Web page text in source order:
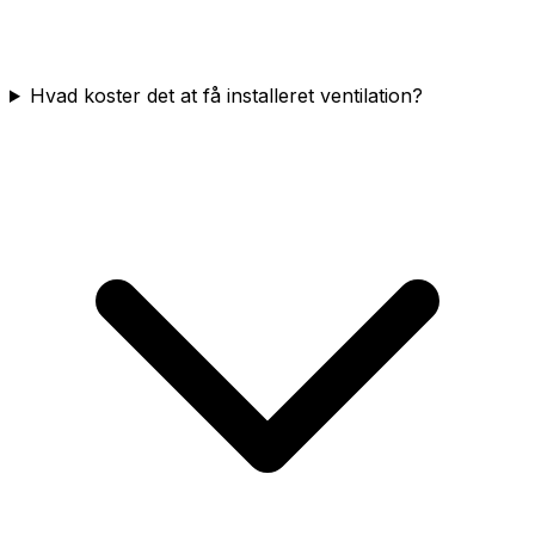
Hvad koster det at få installeret ventilation?